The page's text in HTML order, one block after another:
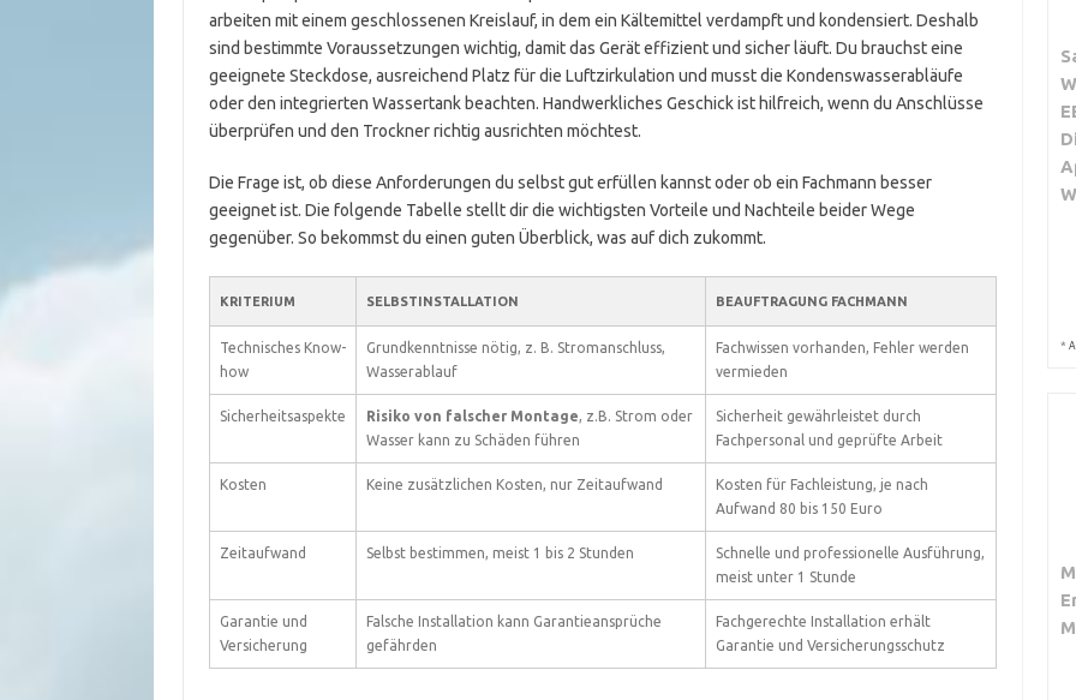
arbeiten mit einem geschlossenen Kreislauf, in dem ein Kältemittel verdampft und kondensiert. Deshalb
sind bestimmte Voraussetzungen wichtig, damit das Gerät effizient und sicher läuft. Du brauchst eine
geeignete Steckdose, ausreichend Platz für die Luftzirkulation und musst die Kondenswasserabläufe
oder den integrierten Wassertank beachten. Handwerkliches Geschick ist hilfreich, wenn du Anschlüsse
überprüfen und den Trockner richtig ausrichten möchtest.
Die Frage ist, ob diese Anforderungen du selbst gut erfüllen kannst oder ob ein Fachmann besser
geeignet ist. Die folgende Tabelle stellt dir die wichtigsten Vorteile und Nachteile beider Wege
gegenüber. So bekommst du einen guten Überblick, was auf dich zukommt.
KRITERIUM SELBSTINSTALLATION BEAUFTRAGUNG FACHMANN
Technisches Know-
how
Grundkenntnisse nötig, z. B. Stromanschluss,
Wasserablauf
Fachwissen vorhanden, Fehler werden
vermieden
Sicherheitsaspekte Risiko von falscher Montage, z.B. Strom oder
Wasser kann zu Schäden führen
Sicherheit gewährleistet durch
Fachpersonal und geprüfte Arbeit
Kosten Keine zusätzlichen Kosten, nur Zeitaufwand
Kosten für Fachleistung, je nach
Aufwand 80 bis 150 Euro
Zeitaufwand Selbst bestimmen, meist 1 bis 2 Stunden
Schnelle und professionelle Ausführung,
meist unter 1 Stunde
Garantie und
Versicherung
Falsche Installation kann Garantieansprüche
gefährden
Fachgerechte Installation erhält
Garantie und Versicherungsschutz
*